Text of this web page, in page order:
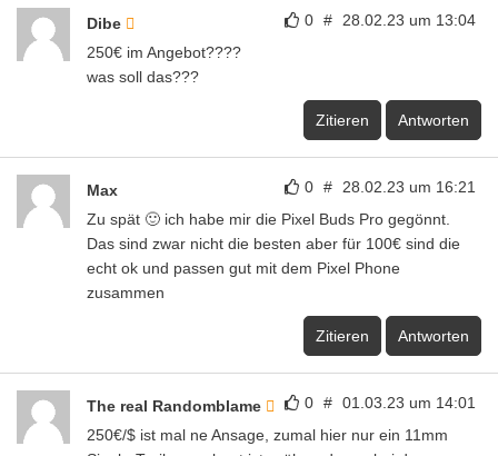
0 # 28.02.23 um 13:04
Dibe
250€ im Angebot????
was soll das???
Zitieren Antworten
0 # 28.02.23 um 16:21
Max
Zu spät 🙂 ich habe mir die Pixel Buds Pro gegönnt.
Das sind zwar nicht die besten aber für 100€ sind die
echt ok und passen gut mit dem Pixel Phone
zusammen
Zitieren Antworten
0 # 01.03.23 um 14:01
The real Randomblame
250€/$ ist mal ne Ansage, zumal hier nur ein 11mm